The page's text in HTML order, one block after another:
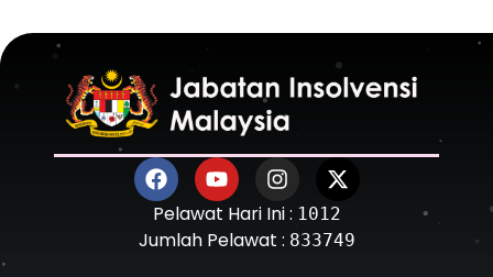
Pelawat Hari Ini : 1012
Jumlah Pelawat : 833749